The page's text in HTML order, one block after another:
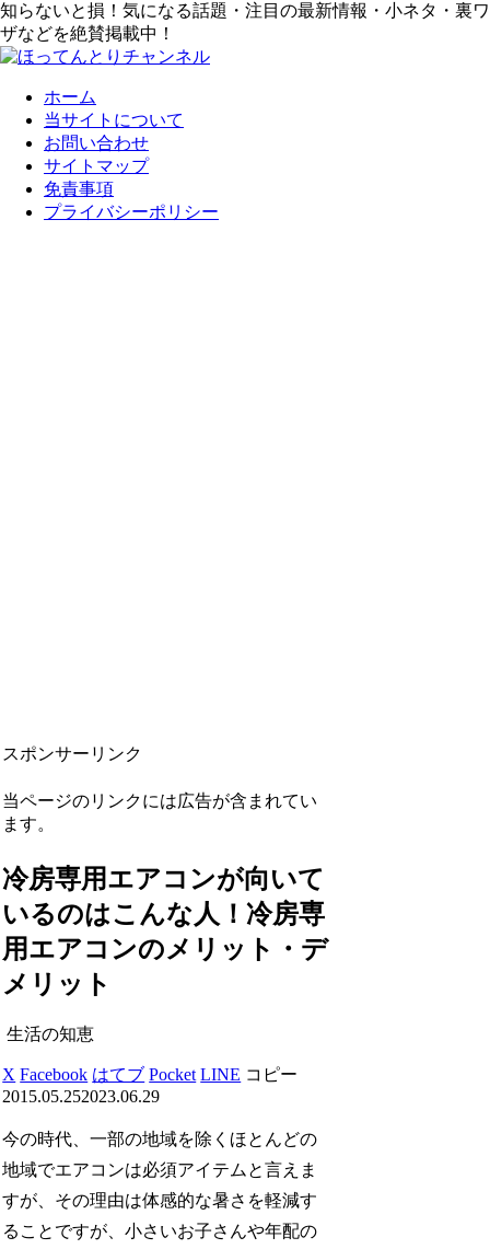
知らないと損！気になる話題・注目の最新情報・小ネタ・裏ワ
ザなどを絶賛掲載中！
ホーム
当サイトについて
お問い合わせ
サイトマップ
免責事項
プライバシーポリシー
スポンサーリンク
当ページのリンクには広告が含まれてい
ます。
冷房専用エアコンが向いて
いるのはこんな人！冷房専
用エアコンのメリット・デ
メリット
生活の知恵
X Facebook はてブ Pocket LINE コピー
2015.05.252023.06.29
今の時代、一部の地域を除くほとんどの
地域でエアコンは必須アイテムと言えま
すが、その理由は体感的な暑さを軽減す
ることですが、小さいお子さんや年配の